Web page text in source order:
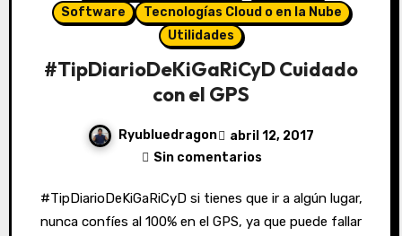
Software
Tecnologías Cloud o en la Nube
Utilidades
#TipDiarioDeKiGaRiCyD Cuidado
con el GPS
Ryubluedragon
abril 12, 2017
Sin comentarios
#TipDiarioDeKiGaRiCyD si tienes que ir a algún lugar,
nunca confíes al 100% en el GPS, ya que puede fallar